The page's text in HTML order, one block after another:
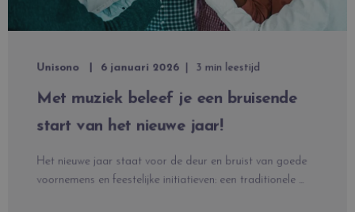
Unisono 6 januari 2026 3 min leestijd
Met muziek beleef je een bruisende
start van het nieuwe jaar!
Het nieuwe jaar staat voor de deur en bruist van goede
voornemens en feestelijke initiatieven: een traditionele ...